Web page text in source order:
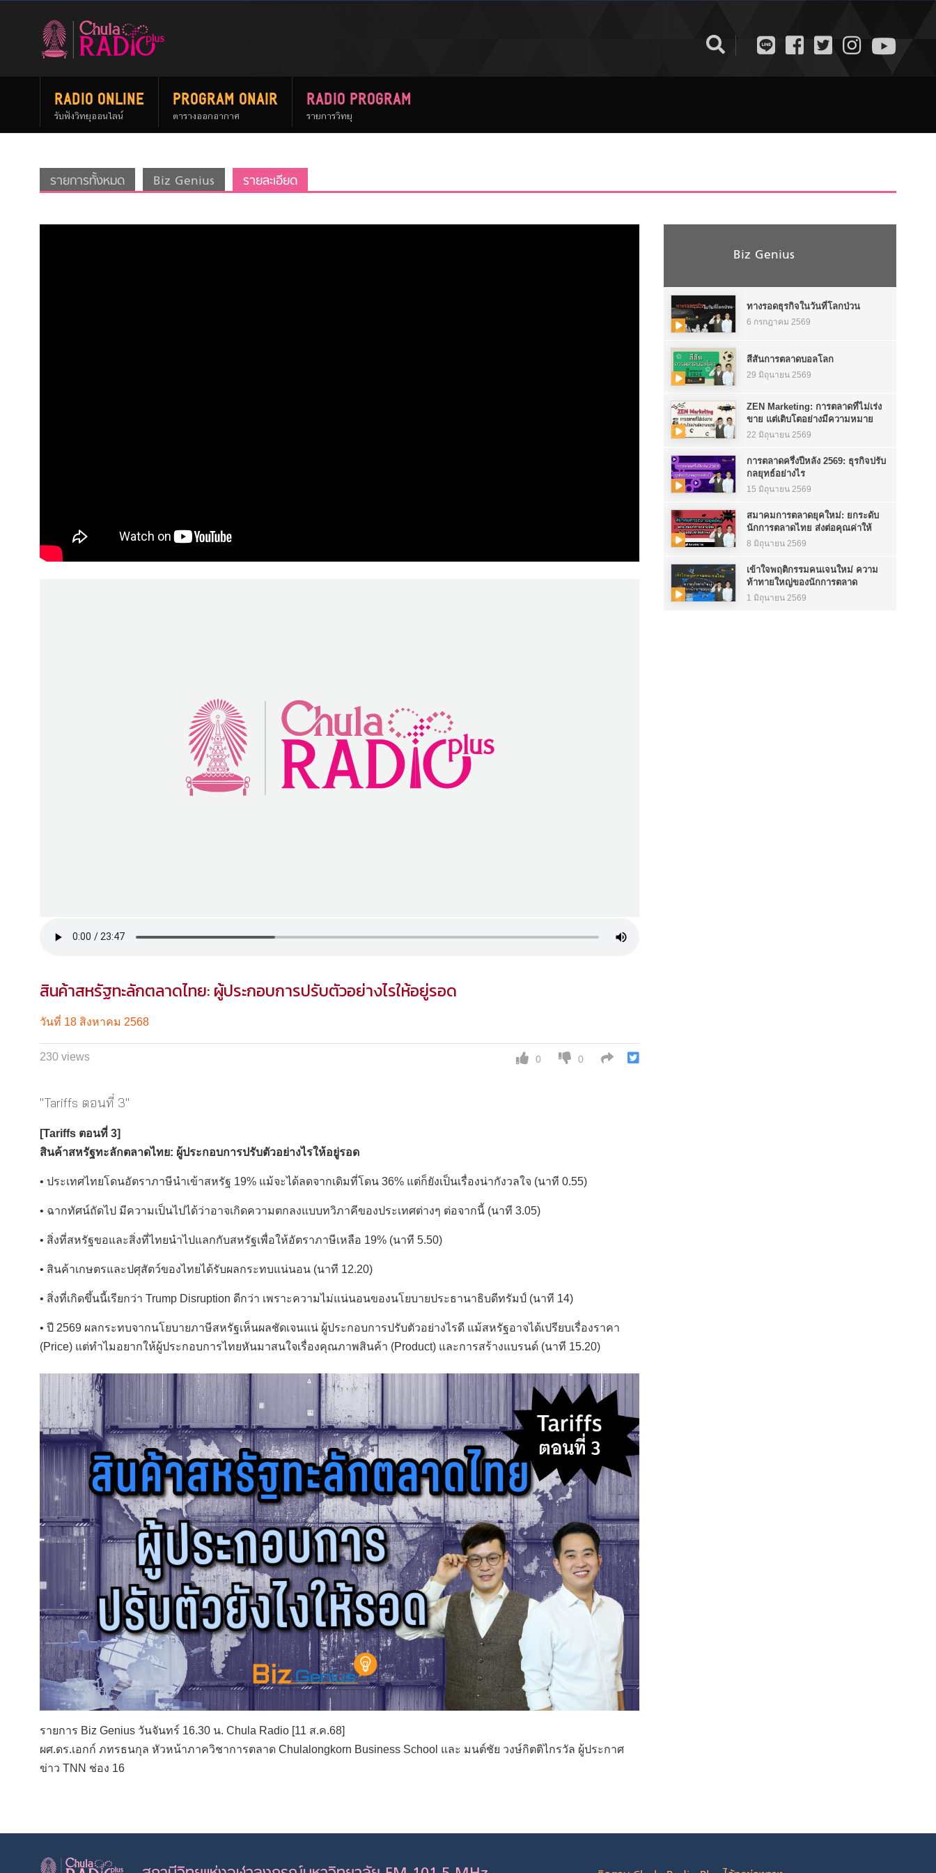
RADIO ONLINE
รับฟังวิทยุออนไลน์
PROGRAM ONAIR
ตารางออกอากาศ
RADIO PROGRAM
รายการวิทยุ
รายการทั้งหมด Biz Genius รายละเอียด
สินค้าสหรัฐทะลักตลาดไทย: ผู้ประกอบการปรับตัวอย่างไรให้อยู่รอด
วันที่ 18 สิงหาคม 2568
230 views 0
0
"Tariffs ตอนที่ 3"
[Tariffs ตอนที่ 3]
สินค้าสหรัฐทะลักตลาดไทย: ผู้ประกอบการปรับตัวอย่างไรให้อยู่รอด
• ประเทศไทยโดนอัตราภาษีนำเข้าสหรัฐ 19% แม้จะได้ลดจากเดิมที่โดน 36% แต่ก็ยังเป็นเรื่องน่ากังวลใจ (นาที 0.55)
• ฉากทัศน์ถัดไป มีความเป็นไปได้ว่าอาจเกิดความตกลงแบบทวิภาคีของประเทศต่างๆ ต่อจากนี้ (นาที 3.05)
• สิ่งที่สหรัฐขอและสิ่งที่ไทยนำไปแลกกับสหรัฐเพื่อให้อัตราภาษีเหลือ 19% (นาที 5.50)
• สินค้าเกษตรและปศุสัตว์ของไทยได้รับผลกระทบแน่นอน (นาที 12.20)
• สิ่งที่เกิดขึ้นนี้เรียกว่า Trump Disruption ดีกว่า เพราะความไม่แน่นอนของนโยบายประธานาธิบดีทรัมป์ (นาที 14)
• ปี 2569 ผลกระทบจากนโยบายภาษีสหรัฐเห็นผลชัดเจนแน่ ผู้ประกอบการปรับตัวอย่างไรดี แม้สหรัฐอาจได้เปรียบเรื่องราคา
(Price) แต่ทำไมอยากให้ผู้ประกอบการไทยหันมาสนใจเรื่องคุณภาพสินค้า (Product) และการสร้างแบรนด์ (นาที 15.20)
รายการ Biz Genius วันจันทร์ 16.30 น. Chula Radio [11 ส.ค.68]
ผศ.ดร.เอกก์ ภทรธนกุล หัวหน้าภาควิชาการตลาด Chulalongkorn Business School และ มนต์ชัย วงษ์กิตติไกรวัล ผู้ประกาศ
ข่าว TNN ช่อง 16
Biz Genius
ทางรอดธุรกิจในวันที่โลกป่วน
6 กรกฎาคม 2569
สีสันการตลาดบอลโลก
29 มิถุนายน 2569
ZEN Marketing: การตลาดที่ไม่เร่ง
ขาย แต่เติบโตอย่างมีความหมาย
22 มิถุนายน 2569
การตลาดครึ่งปีหลัง 2569: ธุรกิจปรับ
กลยุทธ์อย่างไร
15 มิถุนายน 2569
สมาคมการตลาดยุคใหม่: ยกระดับ
นักการตลาดไทย ส่งต่อคุณค่าให้
สังคม
8 มิถุนายน 2569
เข้าใจพฤติกรรมคนเจนใหม่ ความ
ท้าทายใหญ่ของนักการตลาด
1 มิถุนายน 2569